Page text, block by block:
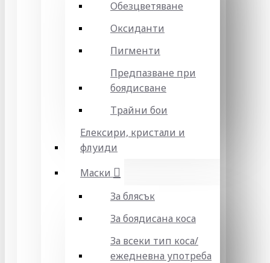
Обезцветяване
Оксиданти
Пигменти
Предпазване при
боядисване
Трайни бои
Елексири, кристали и
флуиди
Маски
За блясък
За боядисана коса
За всеки тип коса/
ежедневна употреба